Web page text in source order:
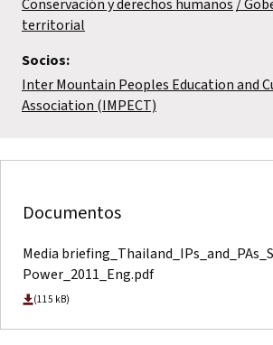
Conservación y derechos humanos
territorial
Socios:
Inter Mountain Peoples Education and
Association (IMPECT)
Documentos
Media
Power_2011_Eng.pdf
(115 kB)